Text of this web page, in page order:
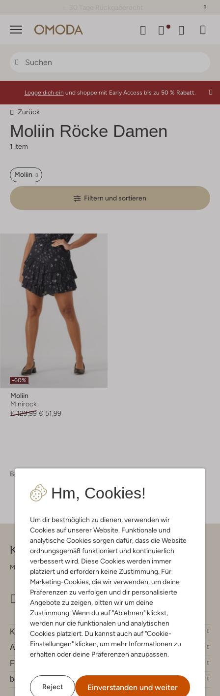
Menü
Hm, Cookies!
Um dir bestmöglich zu dienen, verwenden wir
Cookies auf unserer Website. Funktionale und
analytische Cookies sorgen dafür, dass die Website
ordnungsgemäß funktioniert und kontinuierlich
verbessert wird. Diese Cookies werden immer
platziert und erfordern keine Zustimmung. Für
Marketing-Cookies, die wir verwenden, um deine
Präferenzen zu verfolgen und dir personalisierte
Angebote zu zeigen, bitten wir um deine
Zustimmung. Wenn du auf "Ablehnen" klickst,
werden nur die funktionalen und analytischen
Cookies platziert. Du kannst auch auf "Cookie-
Einstellungen" klicken, um mehr Informationen zu
erhalten oder deine Präferenzen anzupassen.
Reject Einverstanden und weiter
Logge dich ein und shoppe mit Early Access bis zu 50 % Rabatt.
Zurück
Moliin Röcke Damen
1 item
Moliin
Filtern und sortieren
-60%
Moliin
Minirock
€ 129,99 € 51,99
Bekleidung
Kontakt
Montag - Freitag 09:00 - 17:00 uur
Kundenservice
Account
Fashion News
bei Omoda